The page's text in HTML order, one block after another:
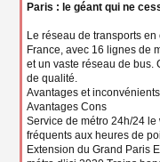
Paris : le géant qui ne
Le réseau de transports
France, avec 16 lignes de
et un vaste réseau de bus.
de qualité.
Avantages et
Avantages Cons
Service de métro 24h/24
fréquents aux heures de
Extension du Grand Paris